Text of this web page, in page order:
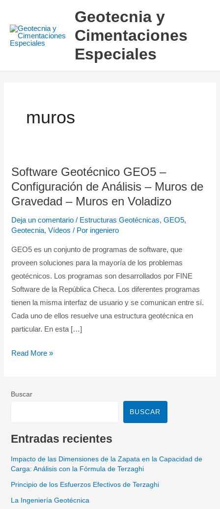
contenido
Geotecnia y
Cimentaciones
Especiales
muros
Software Geotécnico GEO5 –
Configuración de Análisis – Muros de
Gravedad – Muros en Voladizo
Deja un comentario / Estructuras Geotécnicas,GEO5,
Geotecnia,Vídeos / Por ingeniero
GEO5 es un conjunto de programas de software, que
proveen soluciones para la mayoría de los problemas
geotécnicos. Los programas son desarrollados por FINE
Software de la República Checa. Los diferentes programas
tienen la misma interfaz de usuario y se comunican entre sí.
Cada uno de ellos resuelve una estructura geotécnica en
particular. En esta […]
Software
Geotécnico
GEO5
Configuración
Análisis
–
Muros
de
Gravedad
–
Muros
Voladizo
Read More »
Buscar
BUSCAR
Entradas recientes
Impacto de las Dimensiones de la Zapata en la Capacidad de
Carga: Análisis con la Fórmula de Terzaghi
Principio de los Esfuerzos Efectivos de Terzaghi
La Ingeniería Geotécnica